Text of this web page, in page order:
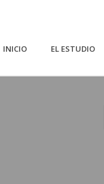
INICIO EL ESTUDIO